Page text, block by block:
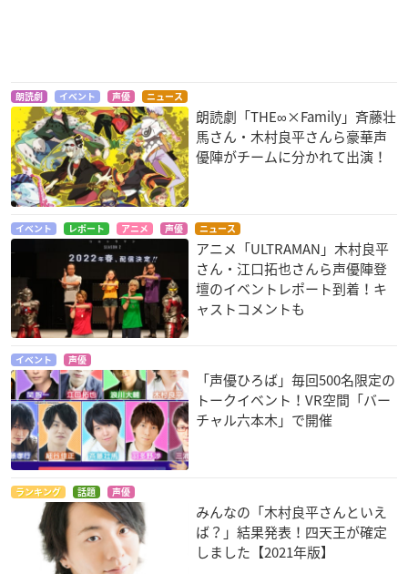
朗読劇 イベント 声優 ニュース
朗読劇「THE∞×Family」斉藤壮
馬さん・木村良平さんら豪華声
優陣がチームに分かれて出演！
イベント レポート アニメ 声優 ニュース
アニメ「ULTRAMAN」木村良平
さん・江口拓也さんら声優陣登
壇のイベントレポート到着！キ
ャストコメントも
イベント 声優
「声優ひろば」毎回500名限定の
トークイベント！VR空間「バー
チャル六本木」で開催
ランキング 話題 声優
みんなの「木村良平さんといえ
ば？」結果発表！四天王が確定
しました【2021年版】